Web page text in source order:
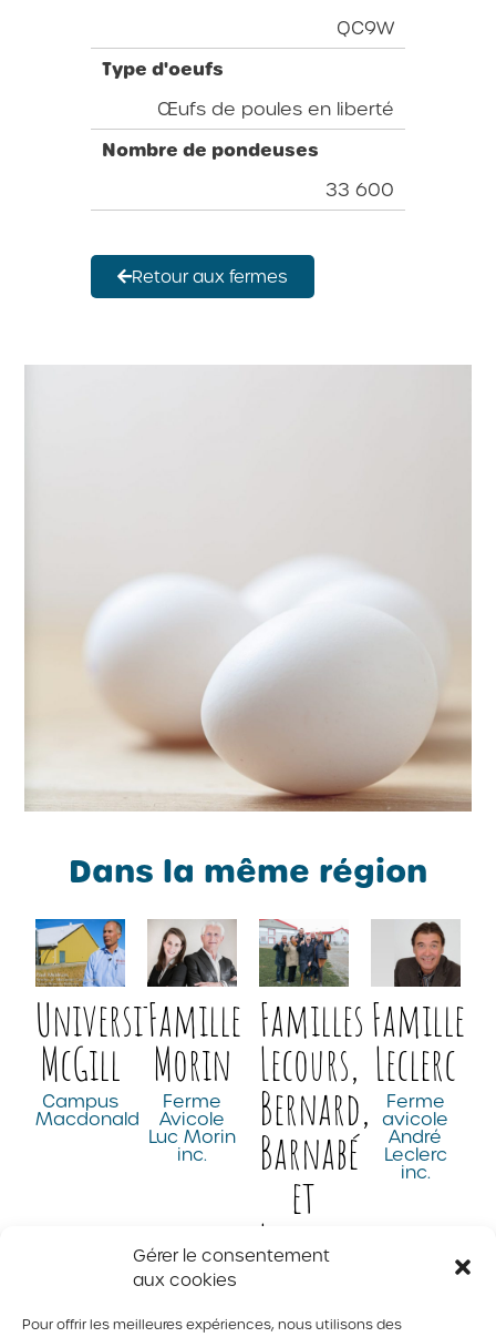
Gérer le consentement
aux cookies
Pour offrir les meilleures expériences, nous utilisons des
QC9W
Type d'oeufs
Œufs de poules en liberté
Nombre de pondeuses
33 600
Retour aux fermes
Dans la même région
Université
McGill
Campus
Macdonald
Famille
Morin
Ferme
Avicole
Luc Morin
inc.
Familles
Lecours,
Bernard,
Barnabé
et
Langevin
inc.
Famille
Leclerc
Ferme
avicole
André
Leclerc
inc.